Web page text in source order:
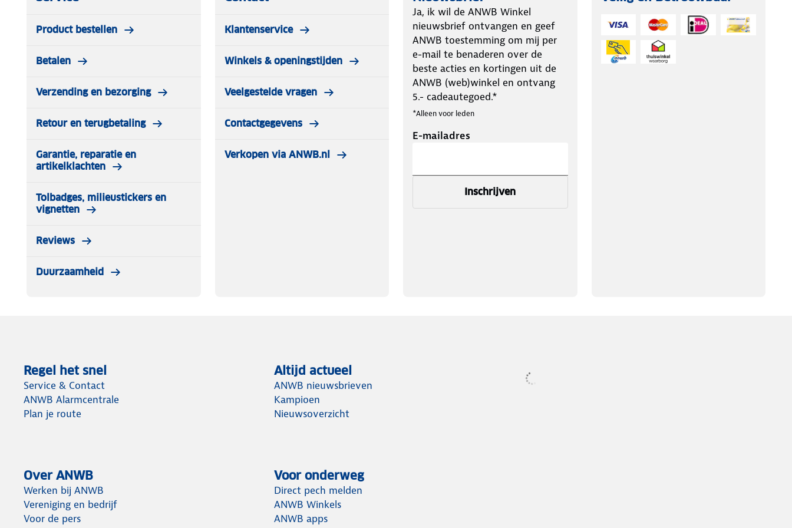
Product bestellen
Betalen
Verzending en bezorging
Retour en terugbetaling
Garantie, reparatie en
artikelklachten
Tolbadges, milieustickers en
vignetten
Reviews
Duurzaamheid
Klantenservice
Winkels & openingstijden
Veelgestelde vragen
Contactgegevens
Verkopen via ANWB.nl
Ja, ik wil de ANWB Winkel
nieuwsbrief ontvangen en geef
ANWB toestemming om mij per
e-mail te benaderen over de
beste acties en kortingen uit de
ANWB (web)winkel en ontvang
5.- cadeautegoed.*
*Alleen voor leden
E-mailadres
Inschrijven
Regel het snel
Service & Contact
ANWB Alarmcentrale
Plan je route
Altijd actueel
ANWB nieuwsbrieven
Kampioen
Nieuwsoverzicht
Over ANWB
Werken bij ANWB
Vereniging en bedrijf
Voor de pers
Voor onderweg
Direct pech melden
ANWB Winkels
ANWB apps